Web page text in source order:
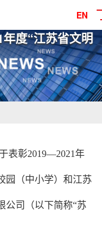
EN
度“江苏省文明
表彰2019—2021年
园（中小学）和江苏
公司（以下简称“苏